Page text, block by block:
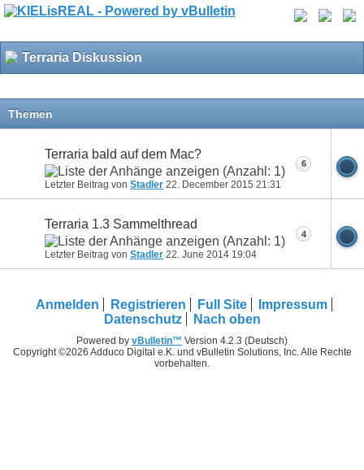
Terraria Diskussion
Themen
Terraria bald auf dem Mac?
Letzter Beitrag von Stadler 22. December 2015 21:31
6
Terraria 1.3 Sammelthread
Letzter Beitrag von Stadler 22. June 2014 19:04
4
Anmelden Registrieren Full Site
Impressum
Datenschutz
Nach oben
Powered by vBulletin™ Version 4.2.3 (Deutsch)
Copyright ©2026 Adduco Digital e.K. und vBulletin Solutions, Inc. Alle Rechte
vorbehalten.